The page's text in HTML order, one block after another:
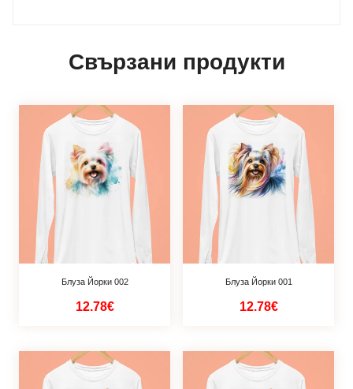
Свързани продукти
Блуза Йорки 002
12.78€
Блуза Йорки 001
12.78€